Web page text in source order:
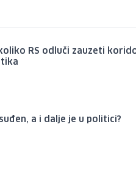
RS odluči zauzeti
a i dalje je u politici?